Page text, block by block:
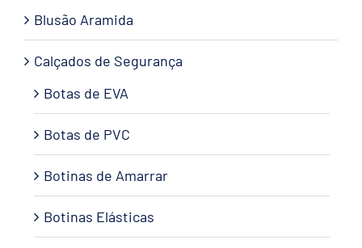
Blusão Aramida
Calçados de Segurança
Botas de EVA
Botas de PVC
Botinas de Amarrar
Botinas Elásticas